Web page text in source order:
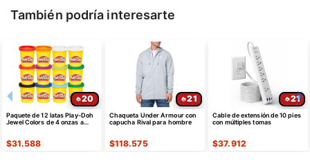
También podría interesarte
20
Paquete de 12 latas Play-Doh
Jewel Colors de 4 onzas a
$31.588
21
Chaqueta Under Armour con
capucha Rival para hombre
$118.575
21
Cable de extensión de 10 pies
con múltiples tomas
$37.912